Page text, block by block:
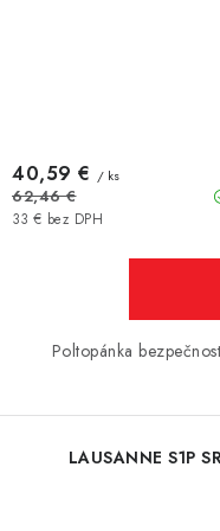
33 € bez DPH
40,59 € / ks
62,46 €
Poltopánka
LAUSANNE S1P